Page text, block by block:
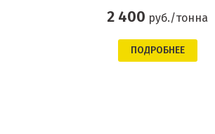
2 400 руб./тонна
ПОДРОБНЕЕ